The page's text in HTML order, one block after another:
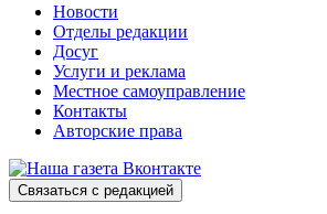
Новости
Отделы редакции
Досуг
Услуги и реклама
Местное самоуправление
Контакты
Авторские права
Связаться с редакцией